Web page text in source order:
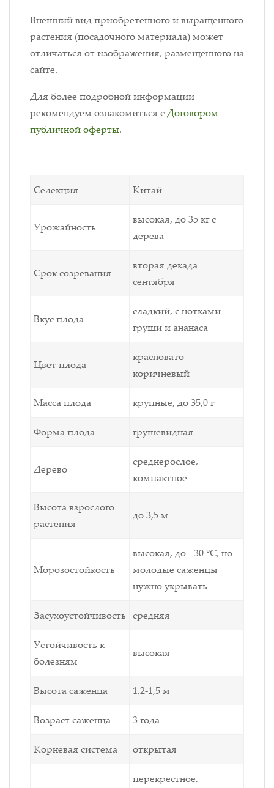
Внешний вид приобретенного и выращенного
растения (посадочного материала) может
отличаться от изображения, размещенного на
сайте.
Для более подробной информации
рекомендуем ознакомиться сДоговором
публичной оферты.
Селекция Китай
Урожайность
высокая, до 35 кг с
дерева
Срок созревания
вторая декада
сентября
Вкус плода
сладкий, с нотками
груши и ананаса
Цвет плода
красновато-
коричневый
Масса плода крупные, до 35,0 г
Форма плода грушевидная
Дерево
среднерослое,
компактное
Высота взрослого
растения
до 3,5 м
Морозостойкость
высокая, до - 30 °C, но
молодые саженцы
нужно укрывать
Засухоустойчивость средняя
Устойчивость к
болезням
высокая
Высота саженца 1,2-1,5 м
Возраст саженца 3 года
Корневая система открытая
перекрестное,